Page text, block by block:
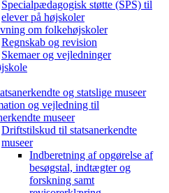
Specialpædagogisk støtte (SPS) til
elever på højskoler
om folkehøjskoler
Regnskab og revision
Skemaer og vejledninger
og statslige museer
og vejledning til
museer
Driftstilskud til statsanerkendte
museer
Indberetning af opgørelse af
besøgstal, indtægter og
forskning samt